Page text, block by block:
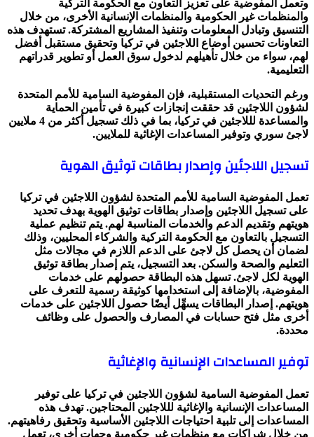
وتعمل المفوضية على تعزيز التعاون مع الحكومة التركية
والمنظمات غير الحكومية والمنظمات الإنسانية الأخرى، من خلال
التنسيق وتبادل المعلومات وتنفيذ المشاريع المشتركة. تستهدف هذه
التعاونات تحسين أوضاع اللاجئين في تركيا وتحقيق مستقبل أفضل
لهم، سواء من خلال تأهيلهم لدخول سوق العمل أو تطوير قدراتهم
التعليمية.
ورغم التحديات المستقبلية، فإن المفوضية السامية للأمم المتحدة
لشؤون اللاجئين قد حققت إنجازات كبيرة في تأمين الحماية
والمساعدة لللاجئين في تركيا، بما في ذلك تسجيل أكثر من 4 ملايين
لاجئ سوري وتوفير المساعدات الإغاثية للملايين.
تسجيل اللاجئين وإصدار بطاقات توثيق الهوية
تعمل المفوضية السامية للأمم المتحدة لشؤون اللاجئين في تركيا
على تسجيل اللاجئين وإصدار بطاقات توثيق الهوية بهدف تحديد
هويتهم وتقديم الدعم والخدمات المناسبة لهم. يتم تنظيم عملية
التسجيل بالتعاون مع الحكومة التركية والشركاء المحليين، وذلك
لضمان أن يحصل كل لاجئ على الدعم اللازم في مجالات مثل
التعليم والصحة والسكن. بعد التسجيل، يتم إصدار بطاقة توثيق
الهوية لكل لاجئ. تسهل هذه البطاقة حصولهم على خدمات
المفوضية، بالإضافة إلى استخدامها كوثيقة رسمية للتعرف على
هويتهم. إصدار البطاقات يسهِّل أيضًا حصول اللاجئين على خدمات
أخرى مثل فتح حسابات في المصارف والحصول على وظائف
محددة.
توفير المساعدات الإنسانية والإغاثية
تعمل المفوضية السامية لشؤون اللاجئين في تركيا على توفير
المساعدات الإنسانية والإغاثية لللاجئين المحتاجين. تهدف هذه
المساعدات إلى تلبية احتياجات اللاجئين الأساسية وتحقيق رفاهيتهم.
من خلال شراكات مع منظمات غير حكومية وجهات أخرى، تعمل